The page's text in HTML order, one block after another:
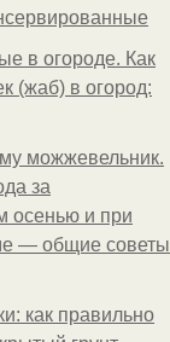
в огороде. Как
(жаб) в огород:
можжевельник.
за
осенью и при
— общие советы
как правильно